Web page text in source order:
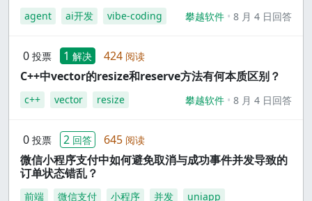
agent ai开发 vibe-coding 攀越软件 8 月 4 日回答
0 投票 1 解决 424 阅读
C++中vector的resize和reserve方法有何本质区别？
c++ vector resize 攀越软件 8 月 4 日回答
0 投票 2 回答 645 阅读
微信小程序支付中如何避免取消与成功事件并发导致的
订单状态错乱？
前端 微信支付 小程序 并发
uniapp